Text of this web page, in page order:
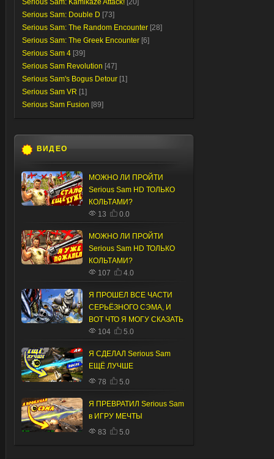
Serious Sam: Kamikaze Attack! [20]
Serious Sam: Double D [73]
Serious Sam: The Random Encounter [28]
Serious Sam: The Greek Encounter [6]
Serious Sam 4 [39]
Serious Sam Revolution [47]
Serious Sam's Bogus Detour [1]
Serious Sam VR [1]
Serious Sam Fusion [89]
ВИДЕО
МОЖНО ЛИ ПРОЙТИ
Serious Sam HD ТОЛЬКО
КОЛЬТАМИ?
13
0.0
МОЖНО ЛИ ПРОЙТИ
Serious Sam HD ТОЛЬКО
КОЛЬТАМИ?
107
4.0
Я ПРОШЕЛ ВСЕ ЧАСТИ
СЕРЬЁЗНОГО СЭМА, И
ВОТ ЧТО Я МОГУ СКАЗАТЬ
104
5.0
Я СДЕЛАЛ Serious Sam
ЕЩЁ ЛУЧШЕ
78
5.0
Я ПРЕВРАТИЛ Serious Sam
в ИГРУ МЕЧТЫ
83
5.0